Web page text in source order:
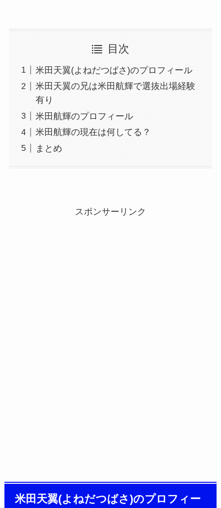
目次
米田天翼(よねだつばさ)のプロフィール
米田天翼の兄は米田航輝で選抜出場経験
有り
米田航輝のプロフィール
米田航輝の現在は何してる？
まとめ
スポンサーリンク
米田天翼(よねだつばさ)のプロフィー